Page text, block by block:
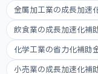
金属加工業の成長加速
飲食業の成長加速化補
化学工業の省力化補助
小売業の成長加速化補